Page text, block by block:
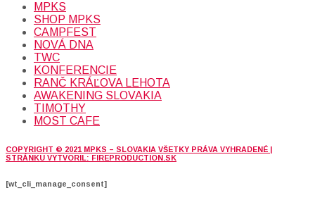
MPKS
SHOP MPKS
CAMPFEST
NOVÁ DNA
TWC
KONFERENCIE
RANČ KRÁĽOVA LEHOTA
AWAKENING SLOVAKIA
TIMOTHY
MOST CAFE
COPYRIGHT © 2021 MPKS – SLOVAKIA VŠETKY PRÁVA VYHRADENÉ |
STRÁNKU VYTVORIL: FIREPRODUCTION.SK
[wt_cli_manage_consent]